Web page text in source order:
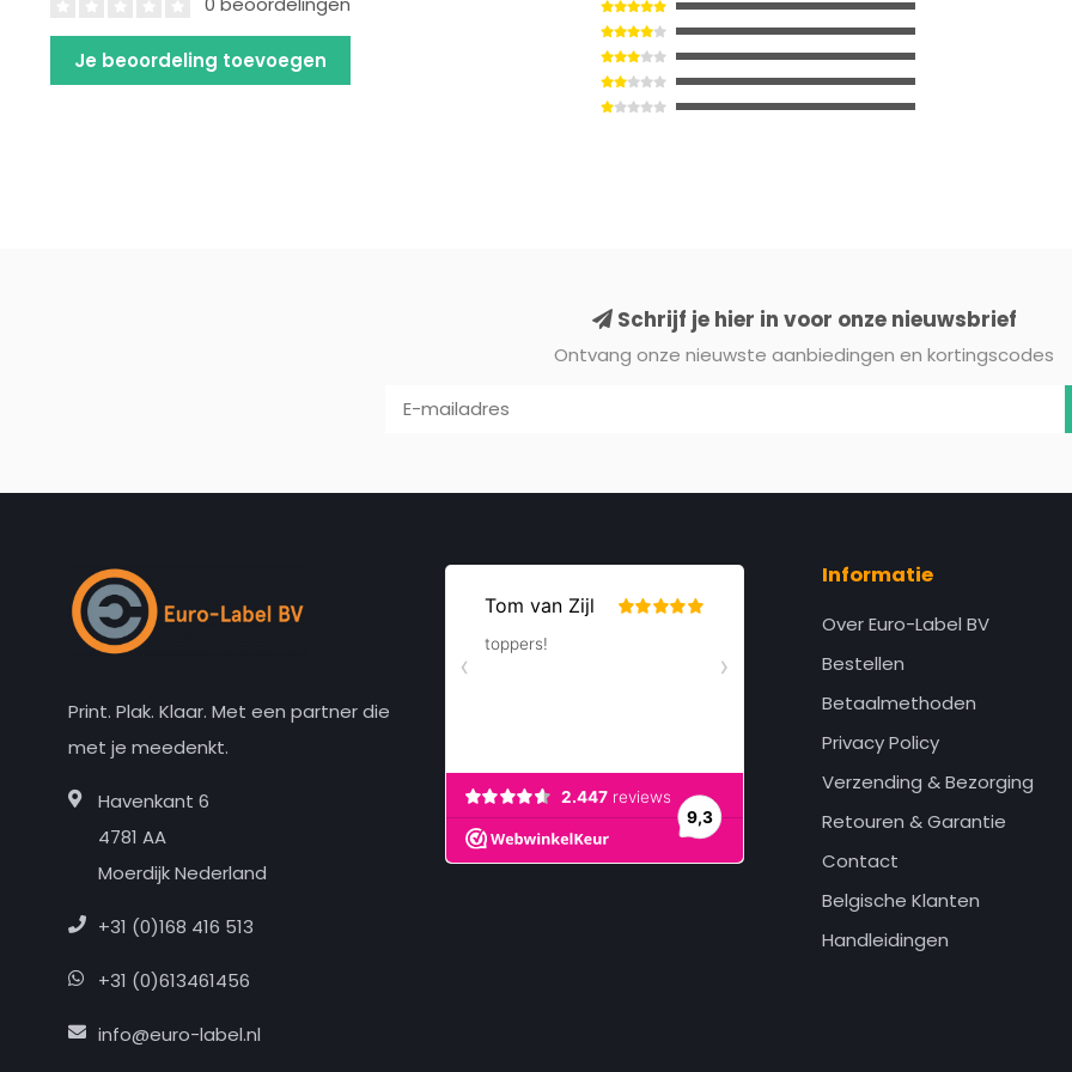
Je beoordeling toevoegen
Schrijf je hier in voor onze nieuwsbrief
Ontvang onze nieuwste aanbiedingen en kortingscodes
Print. Plak. Klaar. Met een partner die
met je meedenkt.
Havenkant 6
4781 AA
Moerdijk Nederland
+31 (0)168 416 513
+31 (0)613461456
info@euro-label.nl
Informatie
Over Euro-Label BV
Bestellen
Betaalmethoden
Privacy Policy
Verzending & Bezorging
Retouren & Garantie
Contact
Belgische Klanten
Handleidingen